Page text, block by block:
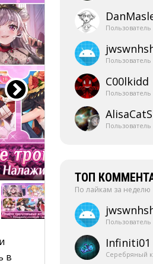
в
Пользователь
Пользователь
C00lkidd
Пользователь
Пользователь
ТОП
По лайкам за неделю
Пользователь
Infiniti01
Серебряный